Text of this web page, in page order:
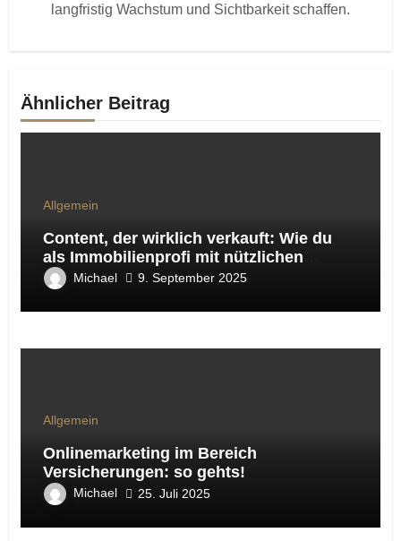
langfristig Wachstum und Sichtbarkeit schaffen.
Ähnlicher Beitrag
Allgemein
Content, der wirklich verkauft: Wie du
als Immobilienprofi mit nützlichen
Ratgeber-Artikeln Sichtbarkeit, Vertrauen
und Leads gewinnst
Michael 9. September 2025
Allgemein
Onlinemarketing im Bereich
Versicherungen: so gehts!
Michael 25. Juli 2025